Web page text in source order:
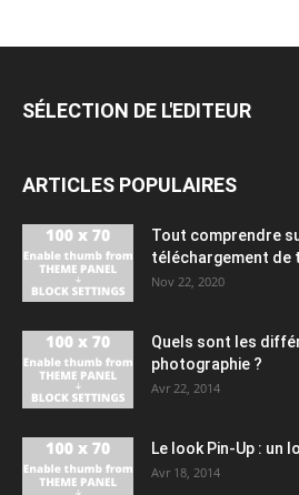
SÉLECTION DE L'EDITEUR
ARTICLES POPULAIRES
Tout comprendre
téléchargement de
Nov 22, 2020
Quels sont les
photographie ?
Avr 22, 2014
Le look Pin-Up : un
Avr 18, 2014